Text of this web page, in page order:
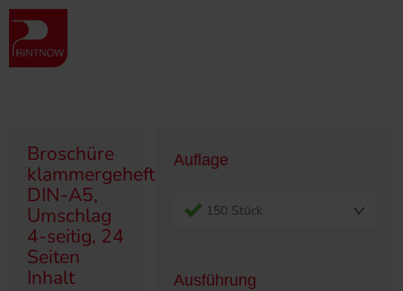
" >
Produktübersicht
Broschüre klammergeheftet, DIN-A5, Umschlag 4-seitig, 24 Seiten
Inhalt
Broschüre
klammergeheftet,
DIN-A5,
Umschlag
4-seitig, 24
Seiten
Inhalt
Auflage
150 Stück
Ausführung